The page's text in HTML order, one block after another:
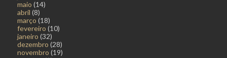
maio (14)
abril (8)
março (18)
fevereiro (10)
janeiro (32)
dezembro (28)
novembro (19)